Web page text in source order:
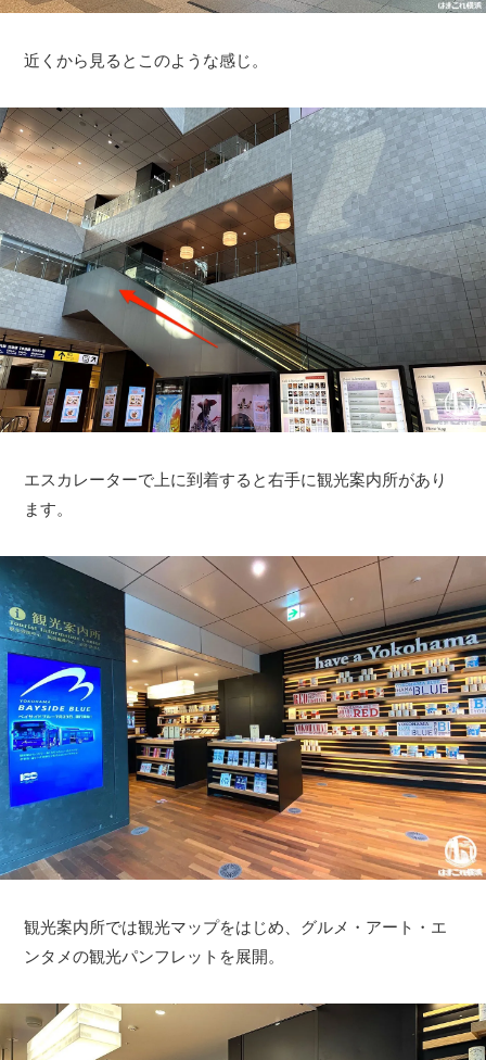
近くから見るとこのような感じ。
エスカレーターで上に到着すると右手に観光案内所があり
ます。
観光案内所では観光マップをはじめ、グルメ・アート・エ
ンタメの観光パンフレットを展開。